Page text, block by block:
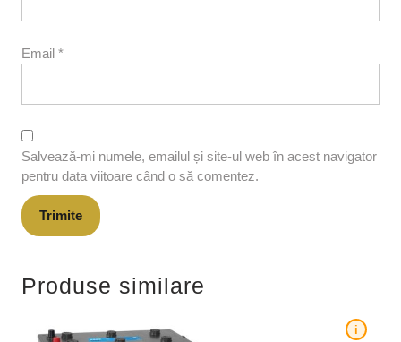
Email *
Salvează-mi numele, emailul și site-ul web în acest navigator
pentru data viitoare când o să comentez.
Produse similare
i